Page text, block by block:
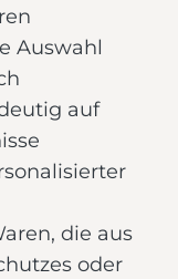
Auswahl
auf
die aus
oder